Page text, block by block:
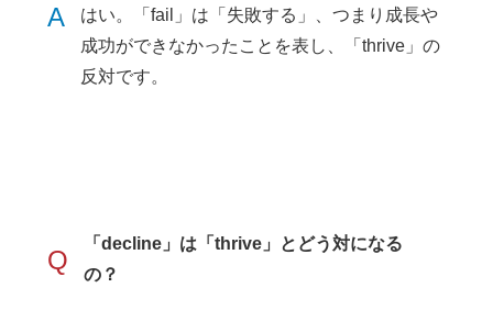
A
はい。「fail」は「失敗する」、つまり成長や
成功ができなかったことを表し、「thrive」の
反対です。
Q
「decline」は「thrive」とどう対になる
の？